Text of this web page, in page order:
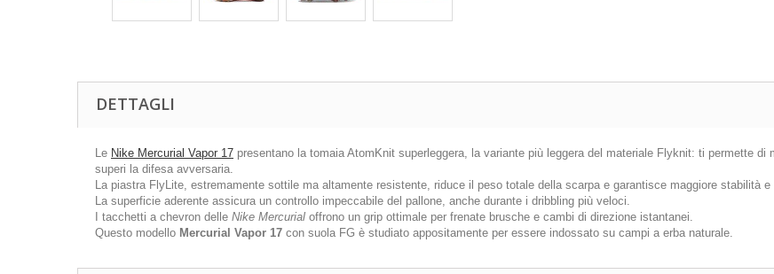
DETTAGLI
Le Nike Mercurial Vapor 17 presentano la tomaia AtomKnit superleggera, la variante più leggera del materiale Flyknit: ti permette
superi la difesa avversaria.
La piastra FlyLite, estremamente sottile ma altamente resistente, riduce il peso totale della scarpa e garantisce maggiore stabilità e
La superficie aderente assicura un controllo impeccabile del pallone, anche durante i dribbling più veloci.
I tacchetti a chevron delle Nike Mercurial offrono un grip ottimale per frenate brusche e cambi di direzione istantanei.
Questo modello Mercurial Vapor 17 con suola FG è studiato appositamente per essere indossato su campi a erba naturale.